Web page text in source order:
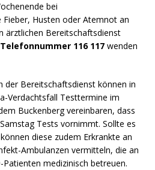
bei
Husten oder Atemnot an
ärztlichen Bereitschaftsdienst
116 117 wenden
der Bereitschaftsdienst können in
Verdachtsfall Testtermine im
Buckenberg vereinbaren, dass
Tests vornimmt. Sollte es
diese zudem Erkrankte an
Ambulanzen vermitteln, die an
Patienten medizinisch betreuen.